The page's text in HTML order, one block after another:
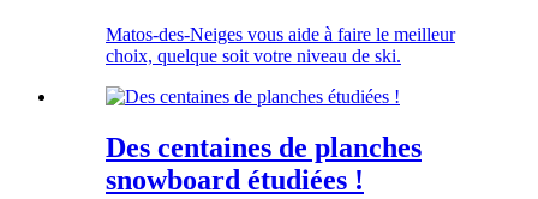
Matos-des-Neiges vous aide à faire le meilleur
choix, quelque soit votre niveau de ski.
Des centaines de planches
snowboard étudiées !